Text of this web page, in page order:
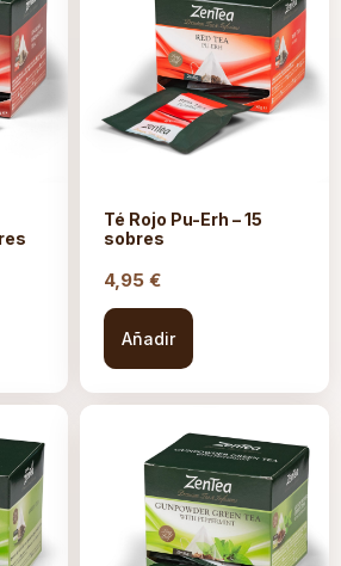
Té Rojo Pu-Erh – 15
sobres
4,95 €
Añadir